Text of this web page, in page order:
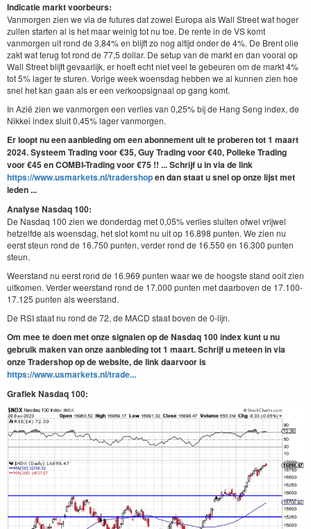
Indicatie markt voorbeurs:
Vanmorgen zien we via de futures dat zowel Europa als Wall Street wat hoger
zullen starten al is het maar weinig tot nu toe. De rente in de VS komt
vanmorgen uit rond de 3,84% en blijft zo nog altijd onder de 4%. De Brent olie
zakt wat terug tot rond de 77,5 dollar. De setup van de markt en dan vooral op
Wall Street blijft gevaarlijk, er hoeft echt niet veel te gebeuren om de markt 4%
tot 5% lager te sturen. Vorige week woensdag hebben we al kunnen zien hoe
snel het kan gaan als er een verkoopsignaal op gang komt.
In Azië zien we vanmorgen een verlies van 0,25% bij de Hang Seng index, de
Nikkei index sluit 0,45% lager vanmorgen.
Er loopt nu een aanbieding om een abonnement uit te proberen tot 1 maart
2024. Systeem Trading voor €35, Guy Trading voor €40, Polleke Trading
voor €45 en COMBI-Trading voor €75 !! ...Schrijf u in via de link
https://www.usmarkets.nl/tradershopen dan staat u snel op onze lijst met
leden ...
Analyse Nasdaq 100:
De Nasdaq 100 zien we donderdag met 0,05% verlies sluiten ofwel vrijwel
hetzelfde als woensdag, het slot komt nu uit op 16.898 punten. We zien nu
eerst steun rond de 16.750 punten, verder rond de 16.550 en 16.300 punten
steun.
Weerstand nu eerst rond de 16.969 punten waar we de hoogste stand ooit zien
uitkomen. Verder weerstand rond de 17.000 punten met daarboven de 17.100-
17.125 punten als weerstand.
De RSI staat nu rond de 72, de MACD staat boven de 0-lijn.
Om mee te doen met onze signalen op de Nasdaq 100 index kunt u nu
gebruik maken van onze aanbieding tot 1 maart. Schrijf u meteen in via
onze Tradershop op de website, de link daarvoor is
https://www.usmarkets.nl/trade...
Grafiek Nasdaq 100: